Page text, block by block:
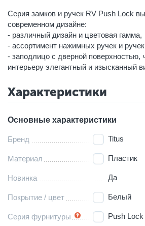
Серия замков и ручек RV Push Lock
современном дизайне:
- различный дизайн и цветовая гамма,
- ассортимент нажимных ручек и
- заподлицо с дверной поверхностью,
интерьеру элегантный и изысканный
Характеристики
Основные характеристики
Бренд Titus
Материал Пластик
Новинка Да
Покрытие / цвет Белый
Серия фурнитуры Push Lock